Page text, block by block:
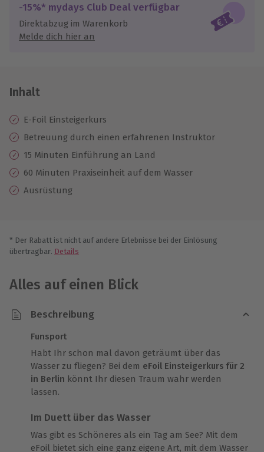
Jeder Gutschein für alle Erlebnisse einlösbar.
Maximale Sicherheit
10 Jahre gültig & verlängerbar.
-15%* mydays Club Deal verfügbar
Direktabzug im Warenkorb
Melde dich hier an
Inhalt
E-Foil Einsteigerkurs
Betreuung durch einen erfahrenen Instruktor
15 Minuten Einführung an Land
60 Minuten Praxiseinheit auf dem Wasser
Ausrüstung
* Der Rabatt ist nicht auf andere Erlebnisse bei der Einlösung
übertragbar. Details
Alles auf einen Blick
Beschreibung
Funsport
Habt Ihr schon mal davon geträumt über das
Wasser zu fliegen? Bei dem eFoil Einsteigerkurs für 2
in Berlin könnt Ihr diesen Traum wahr werden
lassen.
Im Duett über das Wasser
Was gibt es Schöneres als ein Tag am See? Mit dem
eFoil bietet sich eine ganz eigene Art, mit dem Wasser